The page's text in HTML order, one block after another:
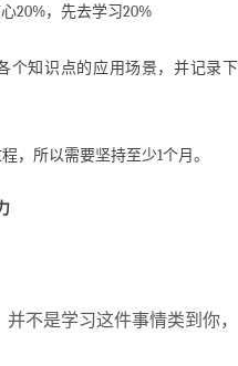
20%，先去学习20%
个知识点的应用场景，并记录下
，所以需要坚持至少1个月。
不是学习这件事情类到你，